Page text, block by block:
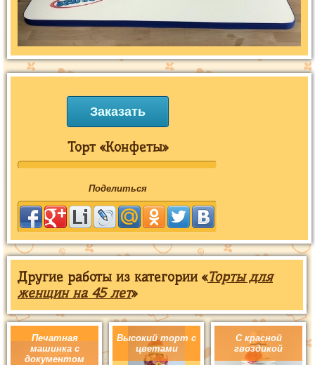
Заказать
Торт «Конфеты»
Поделиться
Другие работы из категории «Торты для
женщин на 45 лет»
Печатная
машинка с
документом
Высокий торт с
цветами
С красной
гвоздикой